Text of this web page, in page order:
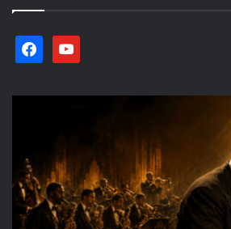
facebookyoutube